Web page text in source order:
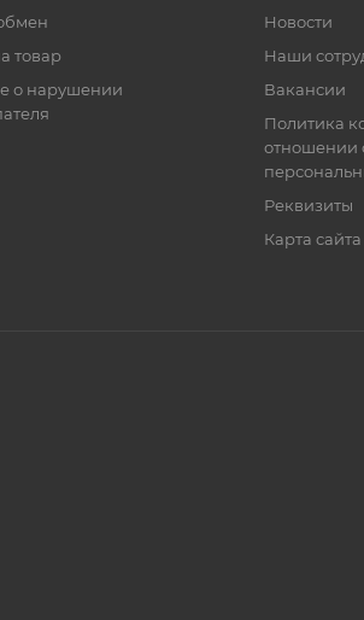
товар
о нарушении
Новости
Наши
Вакансии
Политика
отношении
Реквизиты
Карта сайта